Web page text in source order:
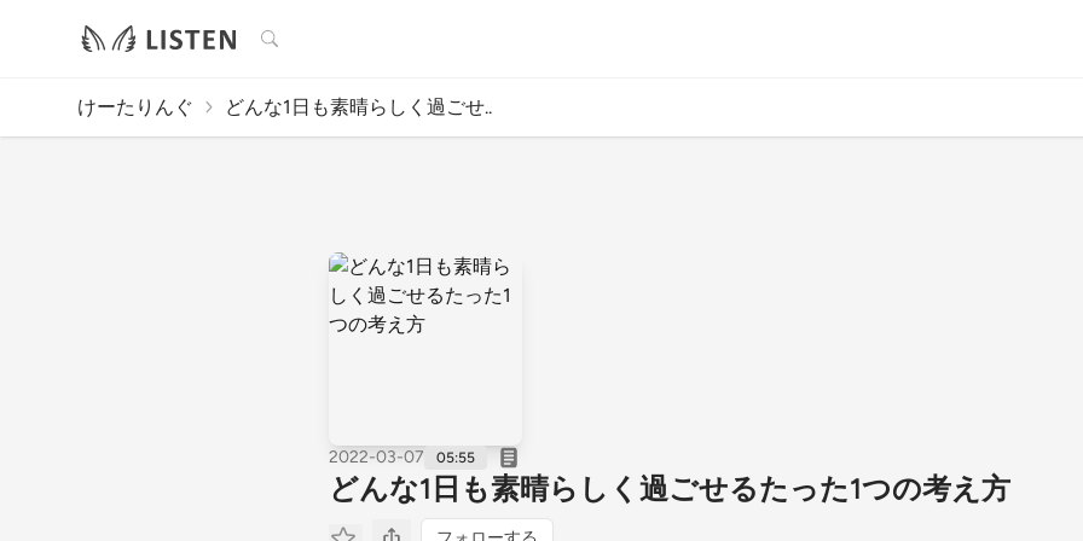
検索
けーたりんぐ どんな1日も素晴らしく過ごせ..
2022-03-07 05:55
どんな1日も素晴らしく過ごせるたった1つの考え方